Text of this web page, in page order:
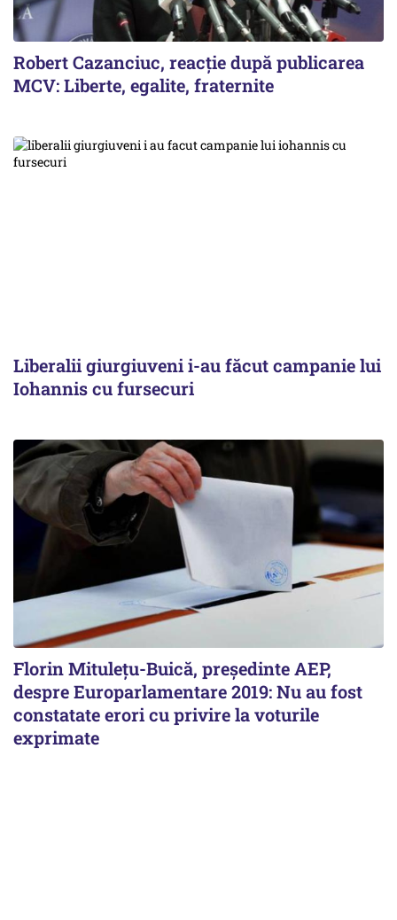
Robert Cazanciuc, reacţie după publicarea
MCV: Liberte, egalite, fraternite
Liberalii giurgiuveni i-au făcut campanie lui
Iohannis cu fursecuri
Florin Mituleţu-Buică, preşedinte AEP,
despre Europarlamentare 2019: Nu au fost
constatate erori cu privire la voturile
exprimate